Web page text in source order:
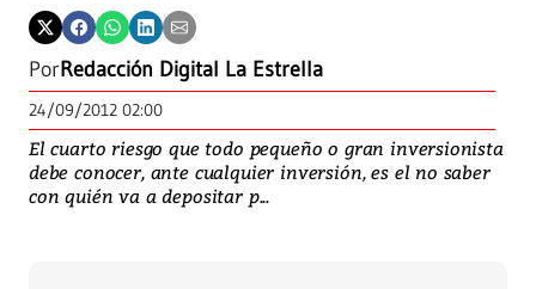
PorRedacción Digital La Estrella
24/09/2012 02:00
El cuarto riesgo que todo pequeño o gran inversionista
debe conocer, ante cualquier inversión, es el no saber
con quién va a depositar p...